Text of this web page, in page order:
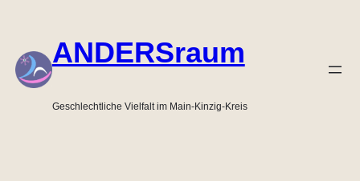
springenANDERSraum
Geschlechtliche Vielfalt im Main-Kinzig-Kreis